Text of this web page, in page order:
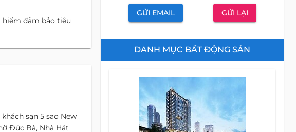
đảm bảo tiêu
sạn 5 sao New
Đức Bà, Nhà Hát
GỬI EMAIL GỬI LẠI
DANH MỤC BẤT ĐỘNG SẢN